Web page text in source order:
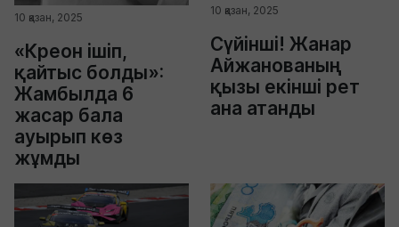
10 қазан, 2025
«Креон ішіп,
қайтыс болды»:
Жамбылда 6
жасар бала
ауырып көз
жұмды
10 қазан, 2025
Сүйінші! Жанар
Айжанованың
қызы екінші рет
ана атанды